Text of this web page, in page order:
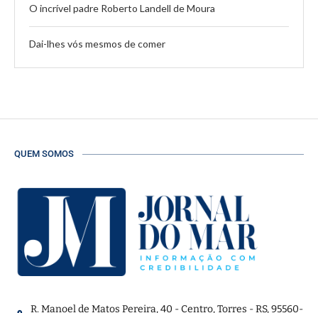
O incrível padre Roberto Landell de Moura
Dai-lhes vós mesmos de comer
QUEM SOMOS
R. Manoel de Matos Pereira, 40 - Centro, Torres - RS, 95560-